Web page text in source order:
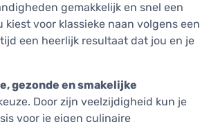
gemakkelijk en snel een
kiest voor klassieke naan volgens een
een heerlijk resultaat dat jou en je
gezonde en smakelijke
Door zijn veelzijdigheid kun je
voor je eigen culinaire